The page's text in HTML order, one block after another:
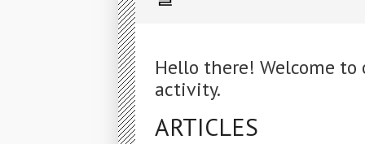
Hello there! Welcome
activity.
ARTICLES